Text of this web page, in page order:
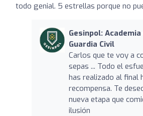
todo genial. 5 estrellas porque no
Gesinpol:
Guardia Civil
Carlos que te voy a
sepas ... Todo el
has realizado al final
recompensa. Te
nueva etapa que
ilusión